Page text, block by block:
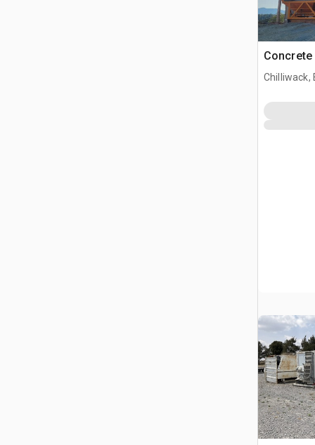
Concrete
Chilliwack,